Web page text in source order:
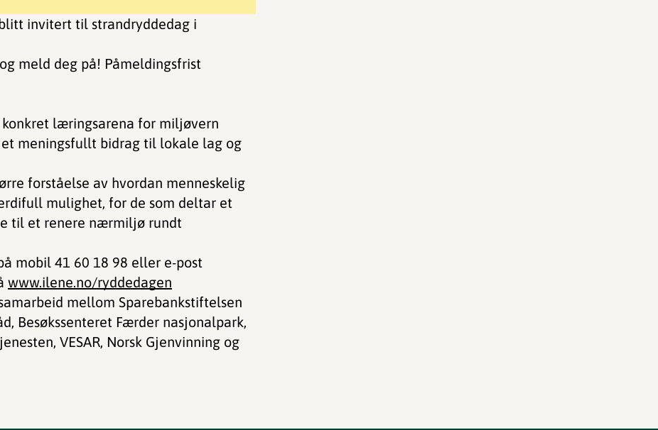
invitert til strandryddedag i
og meld deg på! Påmeldingsfrist
læringsarena for miljøvern
meningsfullt bidrag til lokale lag og
forståelse av hvordan menneskelig
mulighet, for de som deltar et
til et renere nærmiljø rundt
mobil 41 60 18 98 eller e-post
www.ilene.no/ryddedagen
mellom Sparebankstiftelsen
Besøkssenteret Færder nasjonalpark,
VESAR, Norsk Gjenvinning og